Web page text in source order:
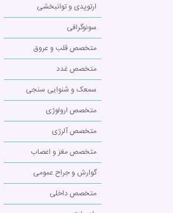
ارتوپدی و توانبخشی
سونوگرافی
متخصص قلب و عروق
متخصص غدد
سمعک و شنوایی سنجی
متخصص ارولوژی
متخصص آلرژی
متخصص مغز و اعصاب
گوارش و جراح عمومی
متخصص داخلی